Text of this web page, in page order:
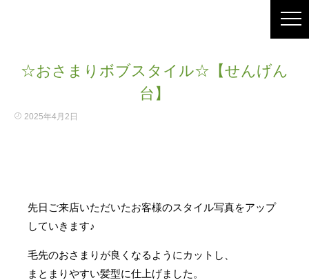
☆おさまりボブスタイル☆【せんげん
台】
2025年4月2日
先日ご来店いただいたお客様のスタイル写真をアップ
していきます♪
毛先のおさまりが良くなるようにカットし、
まとまりやすい髪型に仕上げました。